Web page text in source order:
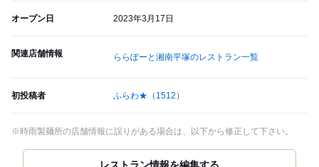
オープン日 2023年3月17日
関連店舗情報 ららぽーと湘南平塚のレストラン一覧
初投稿者 ふらわ★ （1512）
※時雨製麺所の店舗情報に誤りがある場合は、以下から修正して下さい。